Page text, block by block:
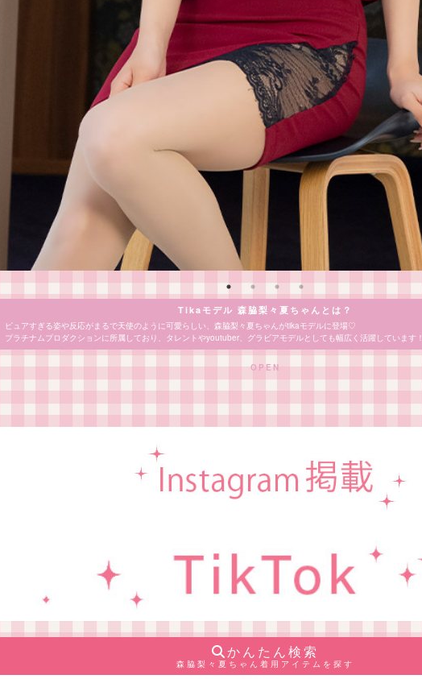
Tikaモデル 森脇梨々夏ちゃんとは？
ピュアすぎる姿や反応がまるで天使のように可愛らしい、森脇梨々夏ちゃんがtikaモデルに登場♡
プラチナムプロダクションに所属しており、タレントやyoutuber、グラビアモデルとしても幅広く活躍しています！
OPEN
かんたん検索
森脇梨々夏ちゃん着用アイテムを探す